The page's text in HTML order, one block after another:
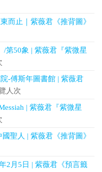
而止｜紫薇君《推背圖》
/第50象 | 紫薇君『紫微星
-傅斯年圖書館 | 紫薇君
人次
| 紫薇君『紫微星
聖人 | 紫薇君《推背圖》
2月5日 | 紫薇君《預言籤